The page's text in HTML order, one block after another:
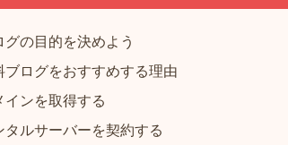
の目的を決めよう
ログをおすすめする理由
ンを取得する
ルサーバーを契約する